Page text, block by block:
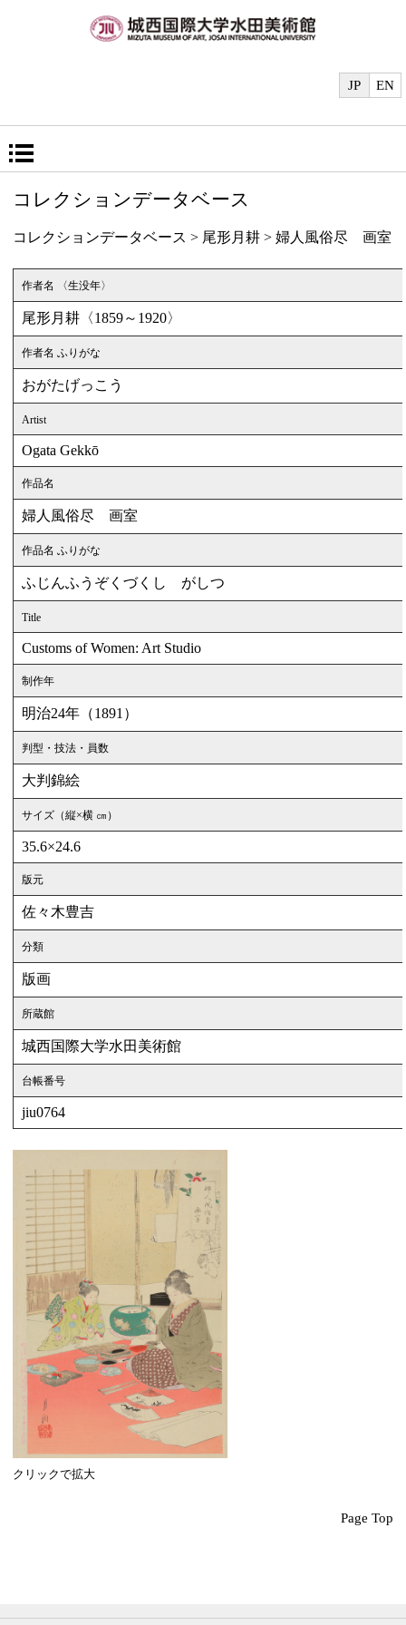
EN
JP
コレクションデータベース
コレクションデータベース > 尾形月耕> 婦人風俗尽 画室
作者名 〈生没年〉
尾形月耕〈1859～1920〉
作者名 ふりがな
おがたげっこう
Artist
Ogata Gekkō
作品名
婦人風俗尽 画室
作品名 ふりがな
ふじんふうぞくづくし がしつ
Title
Customs of Women: Art Studio
制作年
明治24年（1891）
判型・技法・員数
大判錦絵
サイズ（縦×横 ㎝）
35.6×24.6
版元
佐々木豊吉
分類
版画
所蔵館
城西国際大学水田美術館
台帳番号
jiu0764
クリックで拡大
Page Top